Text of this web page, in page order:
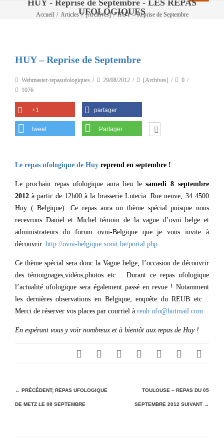
HUY - Reprise de Septembre - LES REPAS
UFOLOGIQUES
Accueil / Articles / [Archives] / HUY – Reprise de Septembre
HUY – Reprise de Septembre
Webmaster-repasufologiques 29/08/2012 [Archives]
0
1076
+1 partager
tweet Partager
Le repas ufologique de Huy reprend en septembre !
Le prochain repas ufologique aura lieu le samedi 8 septembre
2012 à partir de 12h00 à la brasserie Lutecia. Rue neuve, 34 4500
Huy ( Belgique). Ce repas aura un thème spécial puisque nous
recevrons Daniel et Michel témoin de la vague d’ovni belge et
administrateurs du forum ovni-Belgique que je vous invite à
découvrir. http://ovni-belgique.xooit.be/portal.php
Ce thème spécial sera donc la Vague belge, l’occasion de découvrir
des témoignages,vidéos,photos etc… Durant ce repas ufologique
l’actualité ufologique sera également passé en revue ! Notamment
les dernières observations en Belgique, enquête du REUB etc…
Merci de réserver vos places par courriel à reub.ufo@hotmail.com
En espérant vous y voir nombreux et à bientôt aux repas de Huy !
N
a
← PRÉCÉDENT; REPAS UFOLOGIQUE
DE METZ LE 08 SEPTEMBRE
TOULOUSE – REPAS DU 05
SEPTEMBRE 2012 SUIVANT →